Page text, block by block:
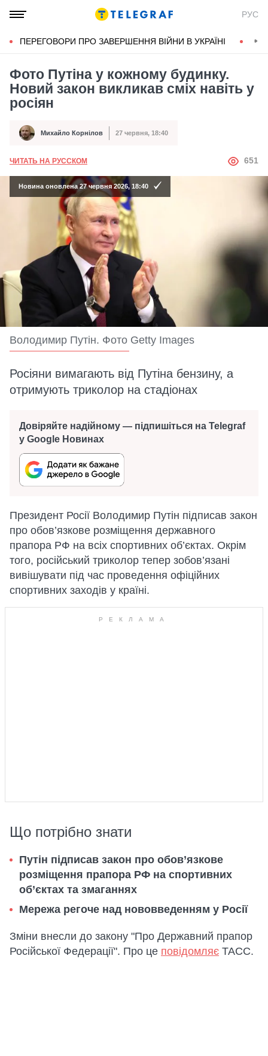
РУС
ПЕРЕГОВОРИ ПРО ЗАВЕРШЕННЯ ВІЙНИ В УКРАЇНІ
Фото Путіна у кожному будинку.
Новий закон викликав сміх навіть у
росіян
Автор Михайло Корнілов
Дата публікації 27 червня, 18:40
ЧИТАТЬ НА РУССКОМ АВТОР
651
Новина оновлена 27 червня 2026, 18:40
Володимир Путін. Фото Getty Images
Росіяни вимагають від Путіна бензину, а
отримують триколор на стадіонах
Довіряйте надійному — підпишіться на Telegraf
у Google Новинах
Президент Росії Володимир Путін підписав закон
про обов’язкове розміщення державного
прапора РФ на всіх спортивних об’єктах. Окрім
того, російський триколор тепер зобов’язані
вивішувати під час проведення офіційних
спортивних заходів у країні.
Що потрібно знати
Путін підписав закон про обов’язкове
розміщення прапора РФ на спортивних
об’єктах та змаганнях
Мережа регоче над нововведенням у Росії
Зміни внесли до закону "Про Державний прапор
Російської Федерації". Про це повідомляє ТАCС.